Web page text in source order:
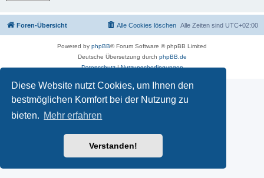
Diese Website nutzt Cookies, um Ihnen den
bestmöglichen Komfort bei der Nutzung zu
bieten. Mehr erfahren
Verstanden!
Foren-Übersicht Alle Zeiten sind UTC+02:00
Alle Cookies löschen
Powered by phpBB® Forum Software © phpBB Limited
Deutsche Übersetzung durch phpBB.de
Datenschutz|Nutzungsbedingungen